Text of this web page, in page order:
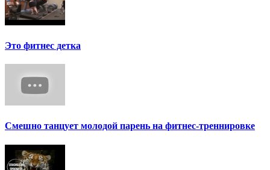
Это фитнес детка
Смешно танцует молодой парень на фитнес-треннировке